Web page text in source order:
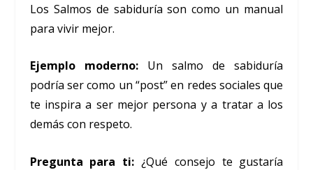
Los Salmos de sabiduría son como un manual
para vivir mejor.
Ejemplo moderno:Un salmo de sabiduría
podría ser como un “post” en redes sociales que
te inspira a ser mejor persona y a tratar a los
demás con respeto.
Pregunta para ti: ¿Qué consejo te gustaría